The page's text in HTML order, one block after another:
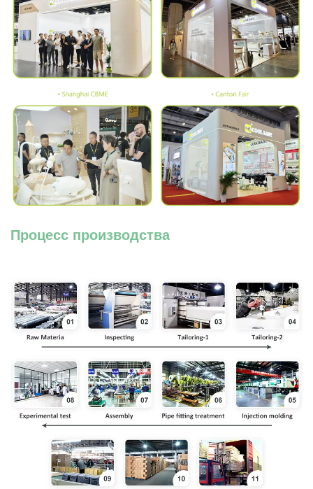
Процесс производства